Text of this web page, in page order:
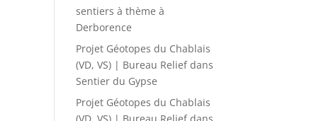
sentiers à thème à
Derborence
Projet Géotopes du Chablais
(VD, VS) | Bureau Reliefdans
Sentier du Gypse
Projet Géotopes du Chablais
(VD, VS) | Bureau Reliefdans